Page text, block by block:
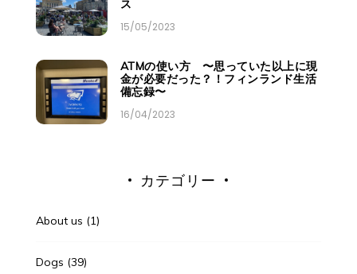
ス
15/05/2023
ATMの使い方 〜思っていた以上に現
金が必要だった？！フィンランド生活
備忘録〜
16/04/2023
カテゴリー
About us (1)
Dogs (39)